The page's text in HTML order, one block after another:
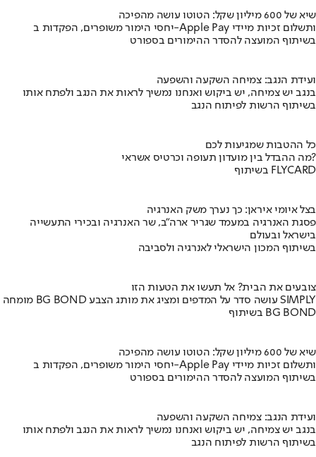
שיא של 600 מיליון שקל: הטוטו עושה מהפיכה
יחסי הימור משופרים, הפקדות ב-Apple Pay ותשלום זכיות מיידי
בשיתוף המועצה להסדר ההימורים בספורט
ועידת הנגב: צמיחה השקעה והשפעה
בנגב יש צמיחה, יש ביקוש ואנחנו נמשיך לראות את הנגב ולפתח אותו
בשיתוף הרשות לפיתוח הנגב
כל ההטבות שמגיעות לכם
מה ההבדל בין מועדון תעופה וכרטיס אשראי?
בשיתוף FLYCARD
בצל איומי איראן: כך נערך משק האנרגיה
פסגת האנרגיה במעמד שגריר ארה"ב, שר האנרגיה ובכירי התעשייה
בישראל ובעולם
בשיתוף המכון הישראלי לאנרגיה ולסביבה
צובעים את הבית? אל תעשו את הטעות הזו
מומחה BG BOND עושה סדר על המדפים ומציג את מותג הצבע SIMPLY
בשיתוף BG BOND
שיא של 600 מיליון שקל: הטוטו עושה מהפיכה
יחסי הימור משופרים, הפקדות ב-Apple Pay ותשלום זכיות מיידי
בשיתוף המועצה להסדר ההימורים בספורט
ועידת הנגב: צמיחה השקעה והשפעה
בנגב יש צמיחה, יש ביקוש ואנחנו נמשיך לראות את הנגב ולפתח אותו
בשיתוף הרשות לפיתוח הנגב